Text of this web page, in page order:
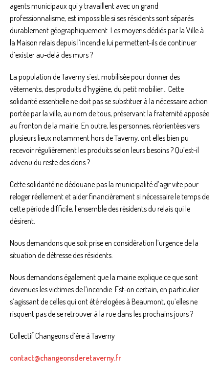
agents municipaux qui y travaillent avec un grand
professionnalisme, est impossible si ses résidents sont séparés
durablement géographiquement. Les moyens dédiés par la Ville à
la Maison relais depuis l’incendie lui permettent-ils de continuer
d’exister au-delà des murs ?
La population de Taverny s’est mobilisée pour donner des
vêtements, des produits d’hygiène, du petit mobilier… Cette
solidarité essentielle ne doit pas se substituer à la nécessaire action
portée par la ville, au nom de tous, préservant la fraternité apposée
au fronton de la mairie. En outre, les personnes, réorientées vers
plusieurs lieux notamment hors de Taverny, ont elles bien pu
recevoir régulièrement les produits selon leurs besoins ? Qu’est-il
advenu du reste des dons ?
Cette solidarité ne dédouane pas la municipalité d’agir vite pour
reloger réellement et aider financièrement si nécessaire le temps de
cette période difficile, l’ensemble des résidents du relais qui le
désirent.
Nous demandons que soit prise en considération l’urgence de la
situation de détresse des résidents.
Nous demandons également que la mairie explique ce que sont
devenues les victimes de l’incendie. Est-on certain, en particulier
s’agissant de celles qui ont été relogées à Beaumont, qu’elles ne
risquent pas de se retrouver à la rue dans les prochains jours ?
Collectif Changeons d’ère à Taverny
contact@changeonsderetaverny.fr